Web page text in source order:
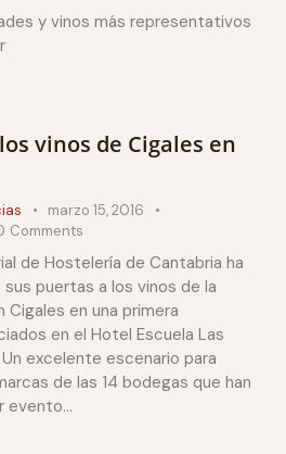
y vinos más representativos
vinos de Cigales en
marzo 15, 2016
Comments
de Hostelería de Cantabria ha
puertas a los vinos de la
Cigales en una primera
en el Hotel Escuela Las
excelente escenario para
de las 14 bodegas que han
evento…